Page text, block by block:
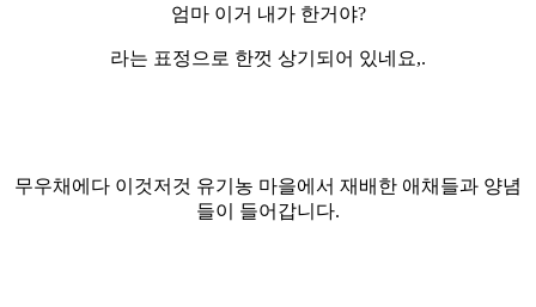
엄마 이거 내가 한거야?
라는 표정으로 한껏 상기되어 있네요,.
무우채에다 이것저것 유기농 마을에서 재배한 애채들과 양념
들이 들어갑니다.